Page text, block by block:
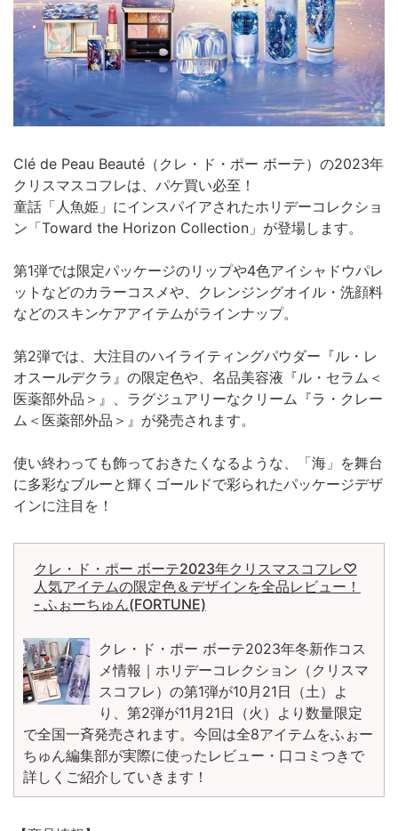
Clé de Peau Beauté（クレ・ド・ポー ボーテ）の2023年
クリスマスコフレは、パケ買い必至！
童話「人魚姫」にインスパイアされたホリデーコレクショ
ン「Toward the Horizon Collection」が登場します。
第1弾では限定パッケージのリップや4色アイシャドウパレ
ットなどのカラーコスメや、クレンジングオイル・洗顔料
などのスキンケアアイテムがラインナップ。
第2弾では、大注目のハイライティングパウダー『ル・レ
オスールデクラ』の限定色や、名品美容液『ル・セラム＜
医薬部外品＞』、ラグジュアリーなクリーム『ラ・クレー
ム＜医薬部外品＞』が発売されます。
使い終わっても飾っておきたくなるような、「海」を舞台
に多彩なブルーと輝くゴールドで彩られたパッケージデザ
インに注目を！
クレ・ド・ポー ボーテ2023年クリスマスコフレ♡
人気アイテムの限定色＆デザインを全品レビュー！
- ふぉーちゅん(FORTUNE)
クレ・ド・ポー ボーテ2023年冬新作コス
メ情報｜ホリデーコレクション（クリスマ
スコフレ）の第1弾が10月21日（土）よ
り、第2弾が11月21日（火）より数量限定
で全国一斉発売されます。今回は全8アイテムをふぉー
ちゅん編集部が実際に使ったレビュー・口コミつきで
詳しくご紹介していきます！